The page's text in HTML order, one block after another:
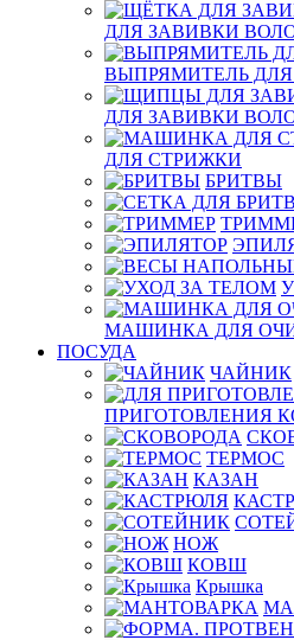
ДЛЯ ЗАВИВКИ
ВЫПРЯМИТЕЛЬ
ДЛЯ ЗАВИВКИ
ДЛЯ СТРИЖКИ
БРИТВЫ
МАШИНКА ДЛЯ
ПОСУДА
ЧАЙНИК
ПРИГОТОВЛЕНИЯ
ТЕРМОС
КАЗАН
НОЖ
КОВШ
Крышка